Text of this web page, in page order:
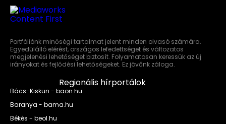
Portfóliónk minőségi tartalmat jelent minden olvasó számára.
Egyedülálló elérést, országos lefedettséget és változatos
megjelenési lehetőséget biztosít. Folyamatosan keressük az új
irányokat és fejlődési lehetőségeket. Ez jövőnk záloga.
Regionális hírportálok
Bács-Kiskun - baon.hu
Baranya - bama.hu
Békés - beol.hu